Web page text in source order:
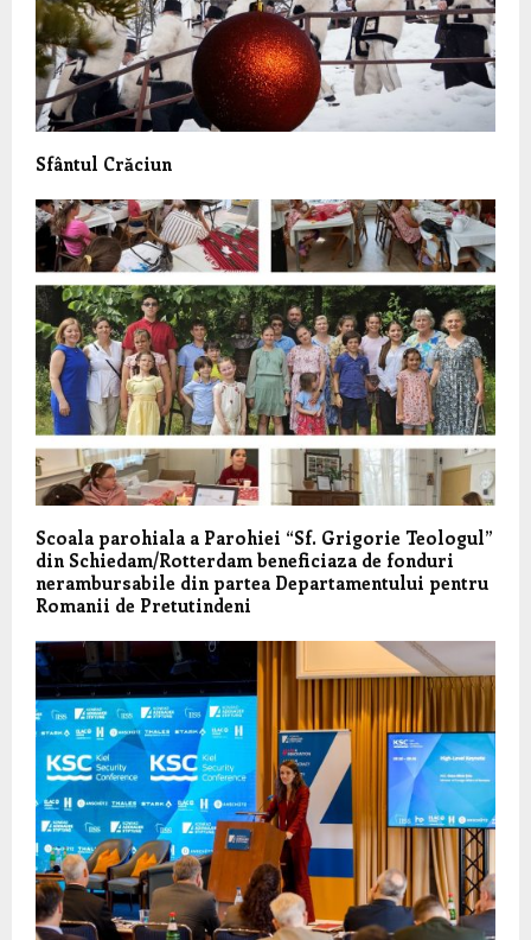
Sfântul Crăciun
Scoala parohiala a Parohiei “Sf. Grigorie Teologul”
din Schiedam/Rotterdam beneficiaza de fonduri
nerambursabile din partea Departamentului pentru
Romanii de Pretutindeni